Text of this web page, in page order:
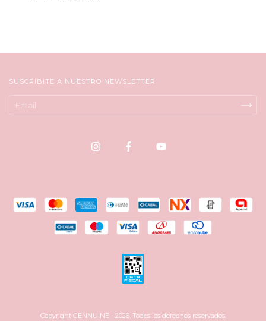
SUSCRIBITE A NUESTRO NEWSLETTER
Copyright GENNUINE - 2026. Todos los derechos reservados.